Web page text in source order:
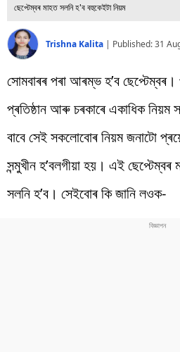
ছেপ্টেম্বৰ মাহত সলনি হ'ব বহুকেইটা নিয়ম
Trishna Kalita | Published:31
সোমবাৰৰ পৰা আৰম্ভ হ’ব ছেপ্টেম্বৰ।
প্ৰতিষ্ঠান আৰু চৰকাৰে একাধিক নিয়ম
বাবে সেই সকলোবোৰ নিয়ম জনাটো
সন্মুখীন হ’বলগীয়া হয়। এই ছেপ্টেম্বৰ
সলনি হ’ব। সেইবোৰ কি জানি লওক-